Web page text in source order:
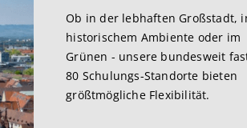
Ob in der lebhaften Großstadt,
historischem Ambiente oder im
Grünen - unsere bundesweit
80 Schulungs-Standorte bieten
größtmögliche Flexibilität.